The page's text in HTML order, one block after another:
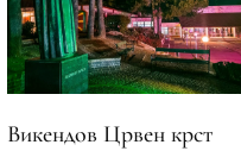
Викендов Црвен крст